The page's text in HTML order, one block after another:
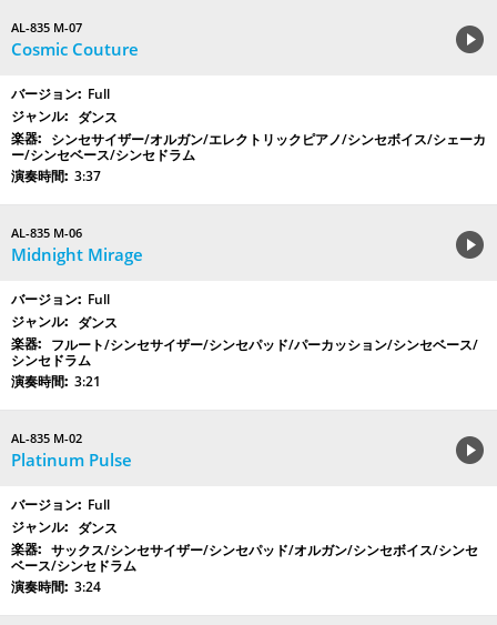
AL-835 M-07
Cosmic Couture
Full
ダンス
シンセサイザー/オルガン/エレクトリックピアノ/シンセボイス/シェーカ
ー/シンセベース/シンセドラム
3:37
AL-835 M-06
Midnight Mirage
Full
ダンス
フルート/シンセサイザー/シンセパッド/パーカッション/シンセベース/
シンセドラム
3:21
AL-835 M-02
Platinum Pulse
Full
ダンス
サックス/シンセサイザー/シンセパッド/オルガン/シンセボイス/シンセ
ベース/シンセドラム
3:24